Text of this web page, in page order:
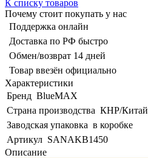
К списку товаров
Почему стоит покупать у нас
Поддержка онлайн
Доставка по РФ быстро
Обмен/возврат 14 дней
Товар ввезён официально
Характеристики
Бренд BlueMAX
Страна производства КНР/Китай
Заводская упаковка в коробке
Артикул SANAKB1450
Описание